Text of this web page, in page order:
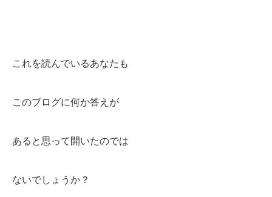
これを読んでいるあなたも
このブログに何か答えが
あると思って開いたのでは
ないでしょうか？